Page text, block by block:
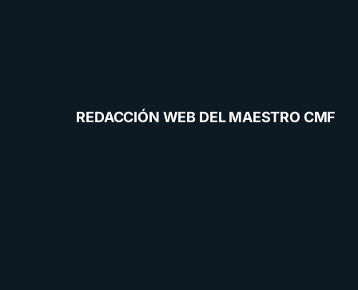
REDACCIÓN WEB DEL MAESTRO CMF